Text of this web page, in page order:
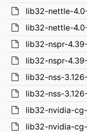
lib32-nettle-
lib32-nettle-
lib32-nspr-
lib32-nspr-
lib32-nss-
lib32-nss-
lib32-nvidia-
lib32-nvidia-